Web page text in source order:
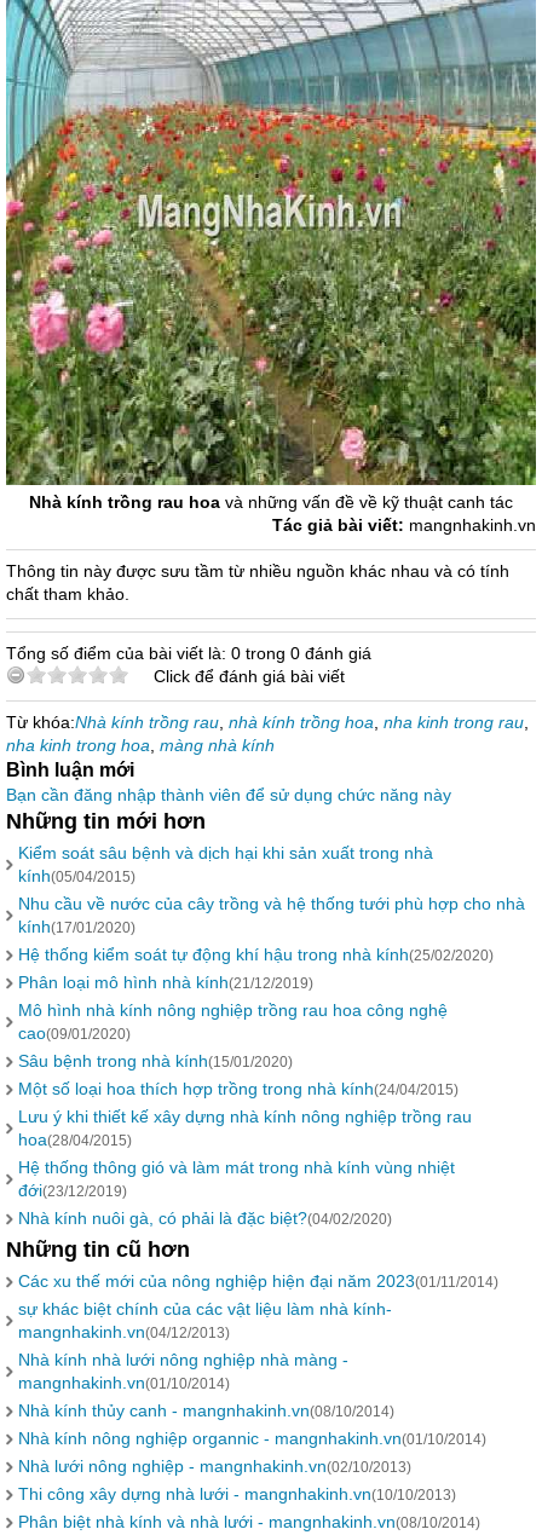
Nhà kính trồng rau hoa và những vấn đề về kỹ thuật canh tác
Tác giả bài viết: mangnhakinh.vn
Thông tin này được sưu tầm từ nhiều nguồn khác nhau và có tính
chất tham khảo.
Tổng số điểm của bài viết là: 0 trong 0 đánh giá
Click để đánh giá bài viết
Từ khóa:Nhà kính trồng rau nhà kính trồng hoa nha kinh trong rau
nha kinh trong hoa màng nhà kính
Bình luận mới
Bạn cần đăng nhập thành viên để sử dụng chức năng này
Những tin mới hơn
Kiểm soát sâu bệnh và dịch hại khi sản xuất trong nhà
kính(05/04/2015)
Nhu cầu về nước của cây trồng và hệ thống tưới phù hợp cho nhà
kính(17/01/2020)
Hệ thống kiểm soát tự động khí hậu trong nhà kính(25/02/2020)
Phân loại mô hình nhà kính(21/12/2019)
Mô hình nhà kính nông nghiệp trồng rau hoa công nghệ
cao(09/01/2020)
Sâu bệnh trong nhà kính(15/01/2020)
Một số loại hoa thích hợp trồng trong nhà kính(24/04/2015)
Lưu ý khi thiết kế xây dựng nhà kính nông nghiệp trồng rau
hoa(28/04/2015)
Hệ thống thông gió và làm mát trong nhà kính vùng nhiệt
đới(23/12/2019)
Nhà kính nuôi gà, có phải là đặc biệt?(04/02/2020)
Những tin cũ hơn
Các xu thế mới của nông nghiệp hiện đại năm 2023(01/11/2014)
sự khác biệt chính của các vật liệu làm nhà kính-
mangnhakinh.vn(04/12/2013)
Nhà kính nhà lưới nông nghiệp nhà màng -
mangnhakinh.vn(01/10/2014)
Nhà kính thủy canh - mangnhakinh.vn(08/10/2014)
Nhà kính nông nghiệp organnic - mangnhakinh.vn(01/10/2014)
Nhà lưới nông nghiệp - mangnhakinh.vn(02/10/2013)
Thi công xây dựng nhà lưới - mangnhakinh.vn(10/10/2013)
Phân biệt nhà kính và nhà lưới - mangnhakinh.vn(08/10/2014)